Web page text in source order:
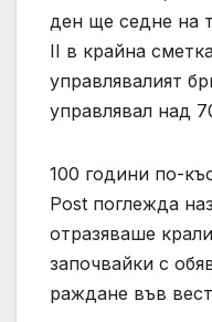
ден ще седне на
II в крайна
управлявалият
управлявал над
100 години по-
Post поглежда
отразяваше
започвайки с
раждане във